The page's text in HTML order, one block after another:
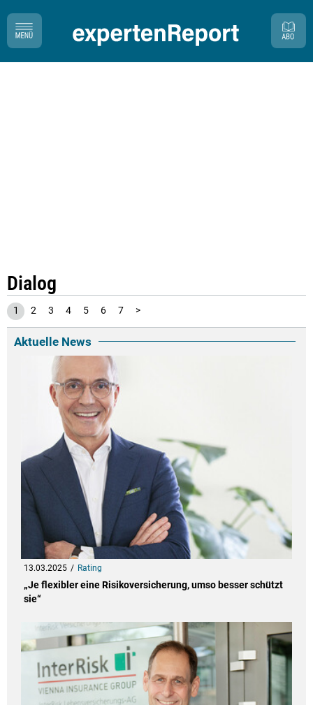
Dialog
1 2 3 4 5 6 7 >
Aktuelle News
13.03.2025 Rating
„Je flexibler eine Risikoversicherung, umso besser schützt
sie“